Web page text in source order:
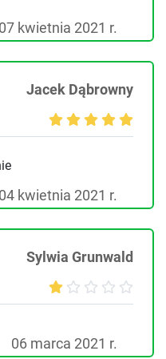
07 kwietnia 2021 r.
Jacek Dąbrowny
04 kwietnia 2021 r.
Sylwia Grunwald
06 marca 2021 r.